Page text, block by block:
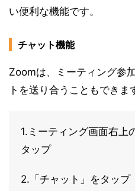
い便利な機能です。
チャット機能
Zoomは、ミーティング参
トを送り合うこともできま
1.ミーティング画面右上
タップ
2.「チャット」をタップ